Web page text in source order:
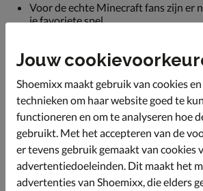
Voor de echte Minecraft fans zijn er
je favoriete spel.
Het voetbed van foamrubber biedt de
Beschikbaar in de maten 27/28 29/
35/36. De te bestellen maat is de
bijvoorbeeld maat 29 nodig? dan
ontvang je de combinatie maat 29/
Specificaties
Jouw
Shoemixx maakt gebruik van cookies
technieken om haar website goed te
functioneren en om te analyseren hoe
gebruikt. Met het accepteren van de
er tevens gebruik gemaakt van cookies
advertentiedoeleinden. Dit maakt het
advertenties van Shoemixx, die elders